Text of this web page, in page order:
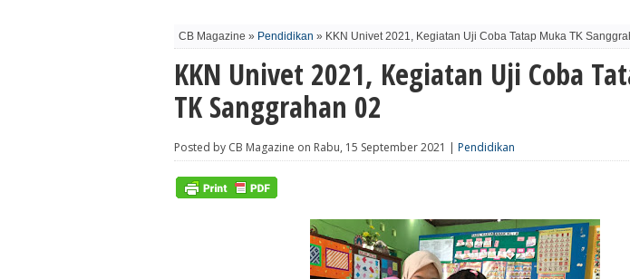
CB Magazine » Pendidikan » KKN Univet 2021, Kegiatan Uji Coba Tatap Muka TK
KKN Univet 2021, Kegiatan Uji Coba
TK Sanggrahan 02
Posted by CB Magazine on Rabu, 15 September 2021 | Pendidikan